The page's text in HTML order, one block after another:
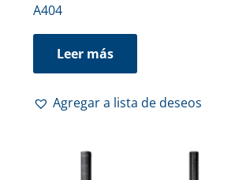
A404
Leer más
Agregar a lista de deseos